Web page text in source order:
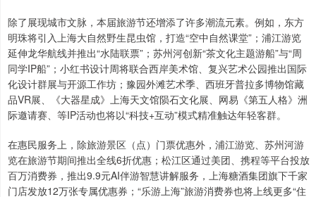
除了展现城市文脉，本届旅游节还增添了许多潮流元素。例如，东方
明珠将引入上海大自然野生昆虫馆，打造“空中自然课堂”；浦江游览
延伸龙华航线并推出“水陆联票”；苏州河创新“茶文化主题游船”与“周
同学IP船”；小红书设计周将联合西岸美术馆、复兴艺术公园推出国际
化设计群展与开源工作坊；豫园外滩艺术季、西班牙普拉多博物馆藏
品VR展、《大器星成》上海天文馆陨石文化展、网易《第五人格》洲
际邀请赛、等IP活动也将以“科技+互动”模式精准触达年轻客群。
在惠民服务上，除旅游景区（点）门票优惠外，浦江游览、苏州河游
览在旅游节期间推出全线6折优惠；松江区通过美团、携程等平台投放
百万消费券，推出9.9元AI伴游智慧讲解服务，上海糖酒集团旗下千家
门店发放12万张专属优惠券；“乐游上海”旅游消费券也将上线更多“住